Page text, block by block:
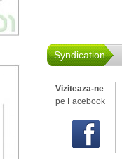
Syndication
Viziteaza-ne
pe Facebook